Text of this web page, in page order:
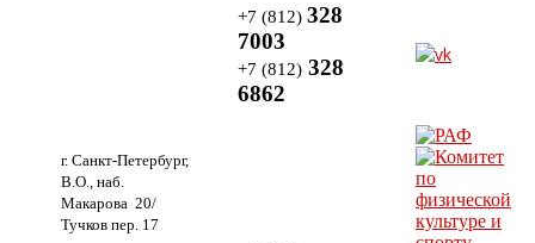
г. Санкт-Петербург,
В.О., наб.
Макарова 20/
Тучков пер. 17
+7 (812) 328
7003
+7 (812) 328
6862